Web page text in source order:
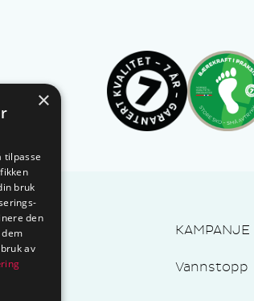
KAMPANJE
Vannstopp
×
tilpasse
bruk
den
av